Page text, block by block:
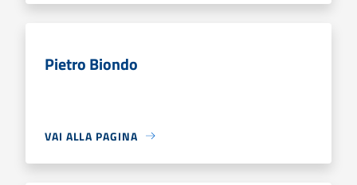
Pietro Biondo
VAI ALLA PAGINA